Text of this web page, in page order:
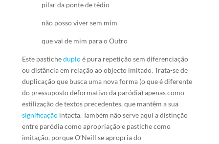
pilar da ponte de tédio
não posso viver sem mim
que vai de mim para o Outro
Este pasticheduploé pura repetição sem diferenciação
ou distância em relação ao objecto imitado. Trata-se de
duplicação que busca uma nova forma (o que é diferente
do pressuposto deformativo da paródia) apenas como
estilização de textos precedentes, que mantêm a sua
significaçãointacta. Também não serve aqui a distinção
entre paródia como apropriação e pastiche como
imitação, porque O’Neill se apropria do